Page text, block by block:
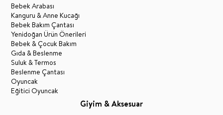
Bebek Arabası
Kanguru & Anne Kucağı
Bebek Bakım Çantası
Yenidoğan Ürün Önerileri
Bebek & Çocuk Bakım
Gıda & Beslenme
Suluk & Termos
Beslenme Çantası
Oyuncak
Eğitici Oyuncak
Giyim & Aksesuar